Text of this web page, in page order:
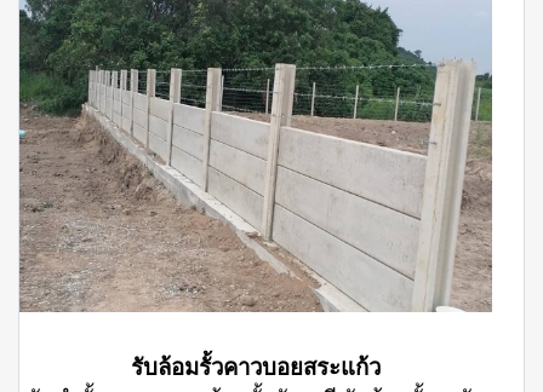
รับล้อมรั้วคาวบอยสระแก้ว